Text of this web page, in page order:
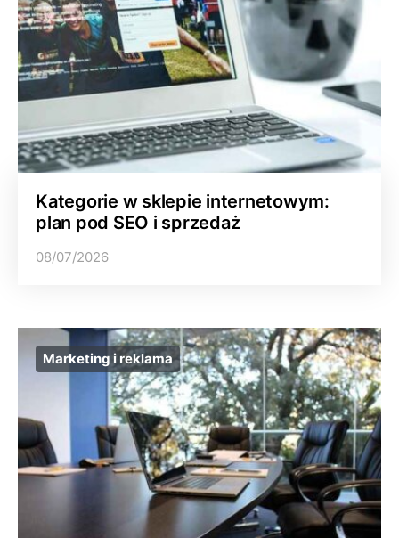
Kategorie w sklepie internetowym:
plan pod SEO i sprzedaż
08/07/2026
Marketing i reklama